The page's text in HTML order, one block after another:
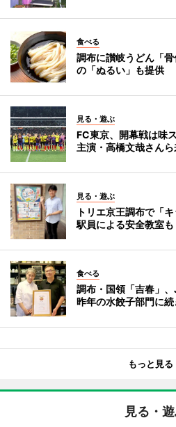
食べる
調布に讃岐うどん「
の「ぬるい」も提供
見る・遊ぶ
FC東京、開幕戦は味
主演・高橋文哉さん
見る・遊ぶ
トリエ京王調布で「
駅員による安全教室も
食べる
調布・国領「吉春」
昨年の水餃子部門に続
もっと見る
見る・